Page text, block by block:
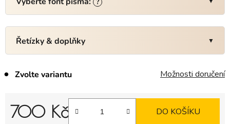
Řetízky & doplňky
Zvolte variantu Možnosti doručení
700 Kč DO KOŠÍKU